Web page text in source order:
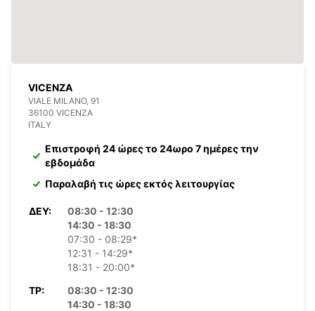
VICENZA
VIALE MILANO, 91
36100 VICENZA
ITALY
Επιστροφή 24 ώρες το 24ωρο 7 ημέρες την
εβδομάδα
Παραλαβή τις ώρες εκτός λειτουργίας
ΔΕΥ:
08:30 - 12:30
14:30 - 18:30
07:30 - 08:29*
12:31 - 14:29*
18:31 - 20:00*
ΤΡ:
08:30 - 12:30
14:30 - 18:30